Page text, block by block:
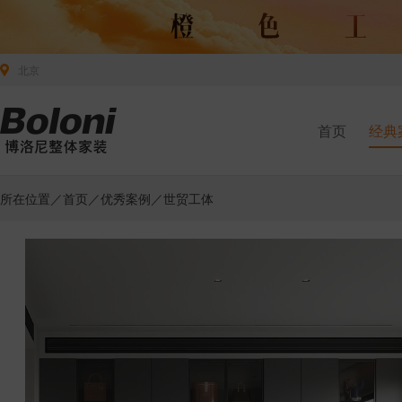
首页 经典
所在位置／首页 ／优秀案例 ／世贸工体